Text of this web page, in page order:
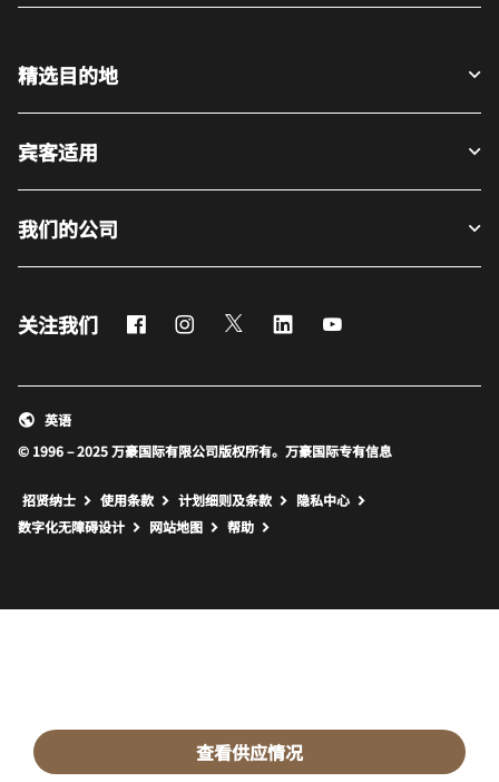
查看供应情况
精选目的地
宾客适用
我们的公司
关注我们 FacebookInstagram
Twitter LinkedIn
© 1996 – 2025 万豪国际有限公司版权所有。万豪国际专有信息
英语
招贤纳士 使用条款 计划细则及条款
隐私中心
数字化无障碍设计
网站地图 打开新窗口
帮助